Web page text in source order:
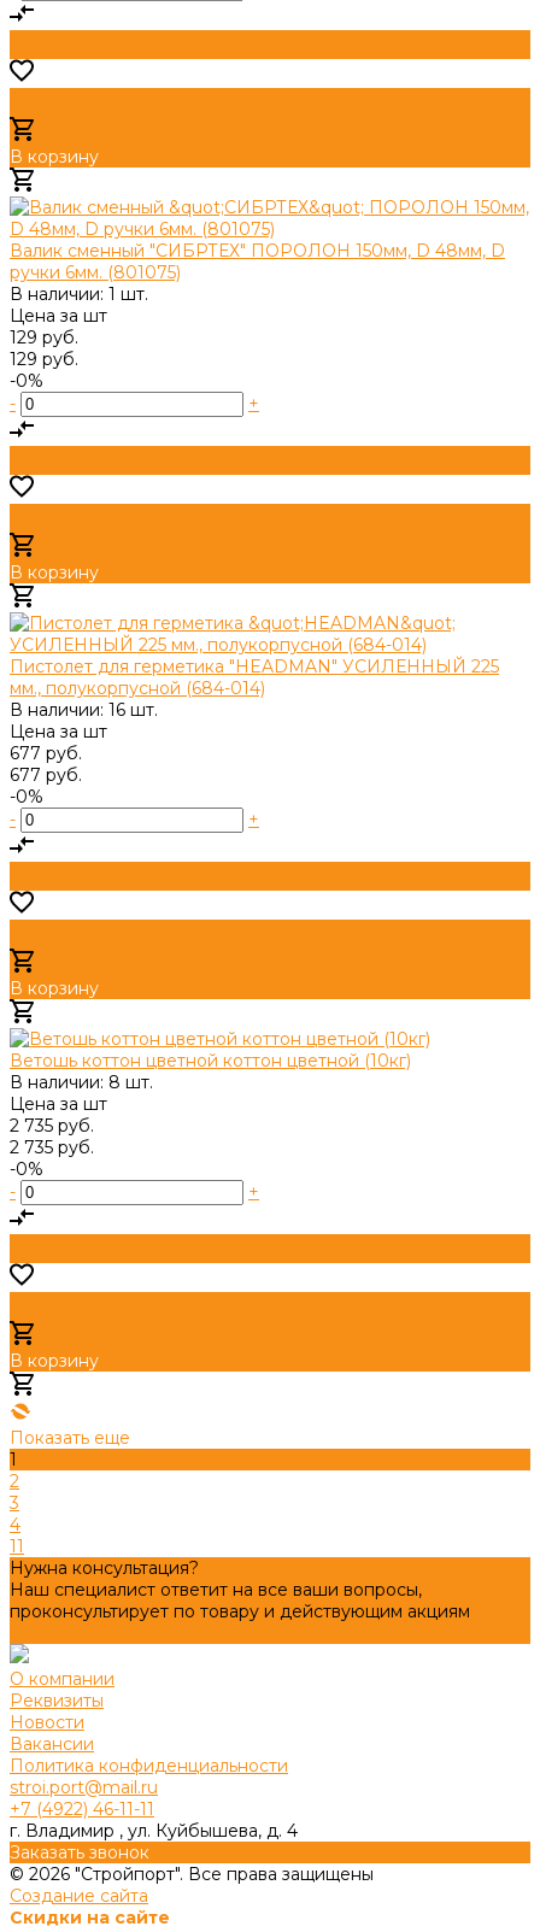
В корзину
Валик сменный "СИБРТЕХ" ПОРОЛОН 150мм, D 48мм, D
ручки 6мм. (801075)
В наличии: 1 шт.
Цена за шт
129 руб.
129 руб.
-0%
-
+
В корзину
Пистолет для герметика "HEADMAN" УСИЛЕННЫЙ 225
мм., полукорпусной (684-014)
В наличии: 16 шт.
Цена за шт
677 руб.
677 руб.
-0%
-
+
В корзину
Ветошь коттон цветной коттон цветной (10кг)
В наличии: 8 шт.
Цена за шт
2 735 руб.
2 735 руб.
-0%
-
+
В корзину
Показать еще
1
2
3
4
11
Нужна консультация?
Наш специалист ответит на все ваши вопросы,
проконсультирует по товару и действующим акциям
О компании
Реквизиты
Новости
Вакансии
Политика конфиденциальности
stroi.port@mail.ru
+7 (4922) 46-11-11
г. Владимир , ул. Куйбышева, д. 4
Заказать звонок
© 2026 "Стройпорт". Все права защищены
Создание сайта
Скидки на сайте